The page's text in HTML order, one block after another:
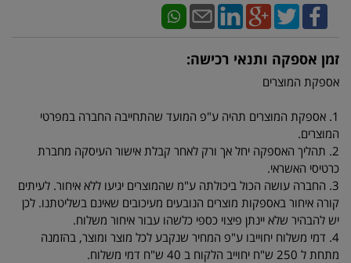
זמן אספקה ותנאי רכישה:
אספקת המוצרים
1. אספקת המוצרים תהיה ע"פ המועד שהתחייבה החברה במפרטי
המוצרים.
2. תהליך האספקה יחל אך ורק לאחר קבלת אישור העיסקה מחברת
כרטיסי האשראי.
3. החברה עושה הכול ביכולתה ע"מ שהמוצרים יגיעו ללא איחור. לעיתים
קורה איחור באספקות מוצרים הנובעים מעיכובים שאינם בשליטתנו. לכן
יש להבהיר שלא יינתן פיצוי כספי כלשהו עבור איחור משלוח.
4. דמי משלוח יחוייבו ע"פ המחיר שנקבע לכל מוצר ומוצר, בהזמנה
מתחת ל 250 ש"ח יחוייב הלקוח ב 40 ש"ח דמי משלוח.